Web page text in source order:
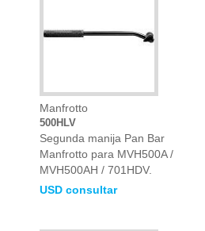
Manfrotto
500HLV
Segunda manija Pan Bar
Manfrotto para MVH500A /
MVH500AH / 701HDV.
USD consultar